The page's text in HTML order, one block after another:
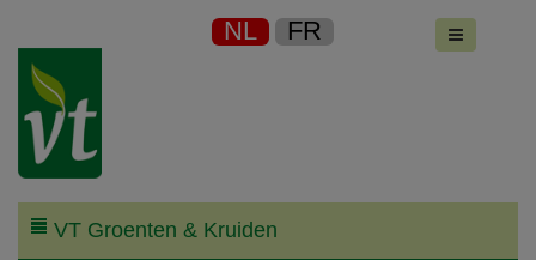
NL FR
VT Groenten & Kruiden